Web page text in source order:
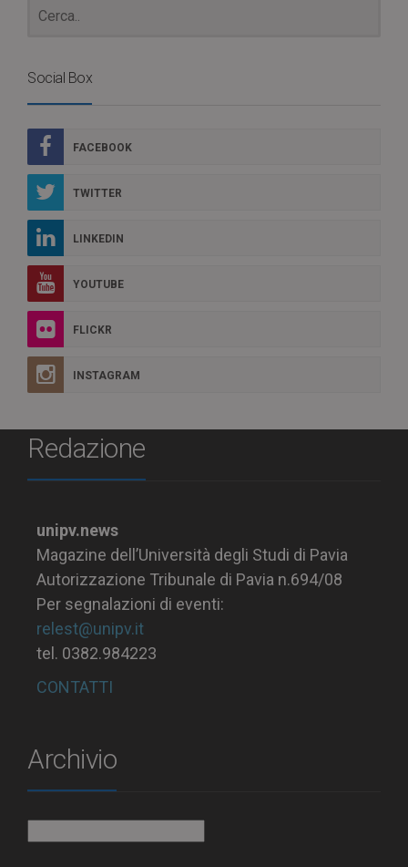
Social Box
FACEBOOK
TWITTER
LINKEDIN
YOUTUBE
FLICKR
INSTAGRAM
Redazione
unipv.news
Magazine dell’Università degli Studi di Pavia
Autorizzazione Tribunale di Pavia n.694/08
Per segnalazioni di eventi:
relest@unipv.it
tel. 0382.984223
CONTATTI
Archivio